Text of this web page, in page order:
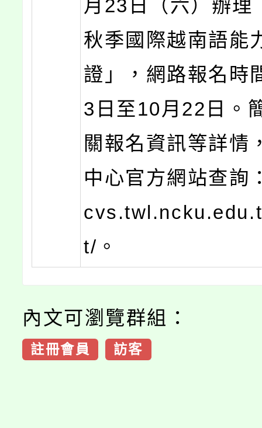
月23日（六）辦理
秋季國際越南語能
證」，網路報名時
3日至10月22日。
關報名資訊等詳情
中心官方網站查詢
t/。
內文可瀏覽群組：
註冊會員 訪客